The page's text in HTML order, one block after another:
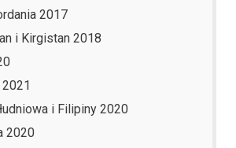
2017
i Kirgistan 2018
i Filipiny 2020
2020